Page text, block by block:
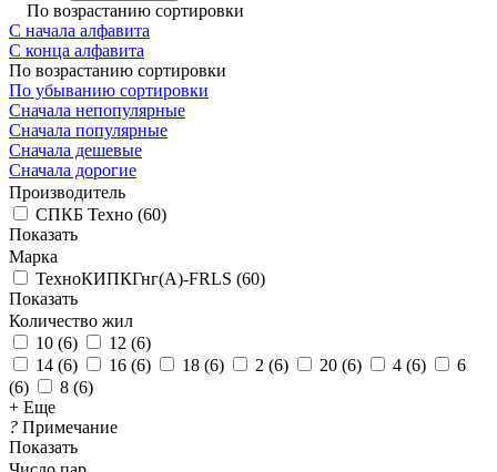
По возрастанию сортировки
С начала алфавита
С конца алфавита
По возрастанию сортировки
По убыванию сортировки
Сначала непопулярные
Сначала популярные
Сначала дешевые
Сначала дорогие
Производитель
СПКБ Техно (60)
Показать
Марка
ТехноКИПКГнг(A)-FRLS (60)
Показать
Количество жил
10 (6) 12 (6)
14 (6) 16 (6) 18 (6) 2 (6) 20 (6) 4 (6)
6
(6) 8 (6)
+ Еще
? Примечание
Показать